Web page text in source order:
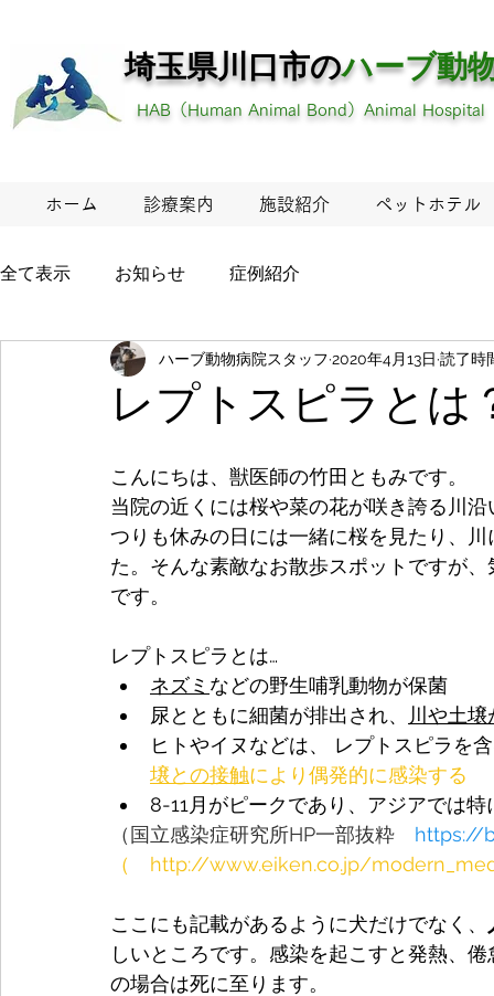
埼玉県川口市のハーブ動
HAB（Human Animal Bond）Animal Hospital
ホーム 診療案内 施設紹介 ペットホテル
全て表示 お知らせ 症例紹介
レプトスピラとは
ハーブ動物病院スタッフ 2020年4月13日 読了時
こんにちは、獣医師の竹田ともみです。
当院の近くには桜や菜の花が咲き誇る川
つりも休みの日には一緒に桜を見たり、
た。そんな素敵なお散歩スポットですが
です。
レプトスピラとは…
ネズミ などの野生哺乳動物が保菌
尿とともに細菌が排出され、
川や土
ヒトやイヌなどは、 レプトスピラを
壌との接触により偶発的に感染する
8-11月がピークであり、アジアでは
（国立感染症研究所HP一部抜粋 https://
（
http://www.eiken.co.jp/
ここにも記載があるように犬だけでなく、
しいところです。感染を起こすと発熱、
の場合は死に至ります。